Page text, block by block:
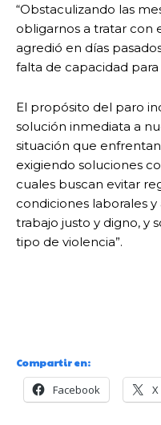
“Obstaculizando las
obligarnos a tratar con
agredió en días
falta de capacidad
El propósito del paro
solución inmediata a
situación que
exigiendo soluciones
cuales buscan evitar
condiciones laborales
trabajo justo y digno, y
tipo de violencia”.
Compartir en:
Facebook X